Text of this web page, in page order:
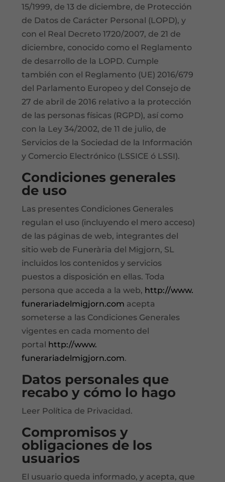
15/1999, de 13 de diciembre, de Protección
de Datos de Carácter Personal (LOPD), y
con el Real Decreto 1720/2007, de 21 de
diciembre, conocido como el Reglamento
de desarrollo de la LOPD. Cumple
también con el Reglamento (UE) 2016/679
del Parlamento Europeo y del Consejo de
27 de abril de 2016 relativo a la protección
de las personas físicas (RGPD), así como
con la Ley 34/2002, de 11 de julio, de
Servicios de la Sociedad de la Información
y Comercio Electrónico (LSSICE ó LSSI).
Condiciones generales
de uso
Las presentes Condiciones Generales
regulan el uso (incluyendo el mero acceso)
de las páginas de web, integrantes del
sitio web de Funerària del Migjorn, SL
incluidos los contenidos y servicios
puestos a disposición en ellas. Toda
persona que acceda a la web, http://www.
funerariadelmigjorn.com acepta
someterse a las Condiciones Generales
vigentes en cada momento del
portal http://www.
funerariadelmigjorn.com.
Datos personales que
recabo y cómo lo hago
Leer Política de Privacidad.
Compromisos y
obligaciones de los
usuarios
El usuario queda informado, y acepta, que